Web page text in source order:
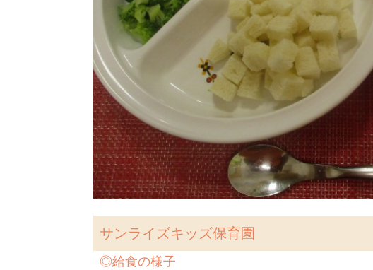
サンライズキッズ保育園
◎給食の様子